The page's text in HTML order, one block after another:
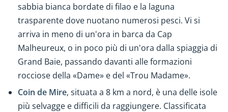
sabbia bianca bordate di filao e la laguna
trasparente dove nuotano numerosi pesci. Vi si
arriva in meno di un'ora in barca da Cap
Malheureux, o in poco più di un'ora dalla spiaggia di
Grand Baie, passando davanti alle formazioni
rocciose della «Dame» e del «Trou Madame».
Coin de Mire, situata a 8 km a nord, è una delle isole
più selvagge e difficili da raggiungere. Classificata